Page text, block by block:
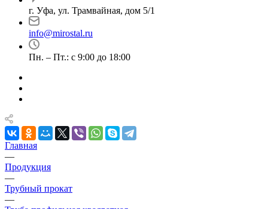
г. Уфа, ул. Трамвайная, дом 5/1
info@mirostal.ru
Пн. – Пт.: с 9:00 до 18:00
Главная
—
Продукция
—
Трубный прокат
—